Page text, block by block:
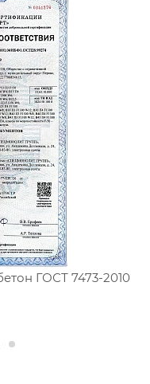
ГОСТ 7473-2010